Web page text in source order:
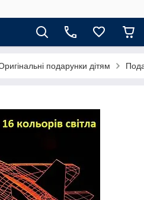
подарунки дітям